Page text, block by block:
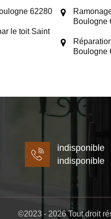
62280
le toit Saint
Boulogne
Boulogne
indisponible
indisponible
©2023 - 2026 Tout droit